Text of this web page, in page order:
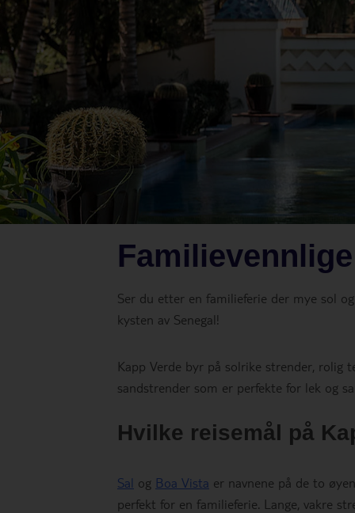
Ser du etter en familieferie der mye sol
kysten av Senegal!
Kapp Verde byr på solrike strender, rolig
sandstrender som er perfekte for lek og
Hvilke reisemål på
Sal og Boa Vista er navnene på de to
perfekt for en familieferie. Lange, vakre